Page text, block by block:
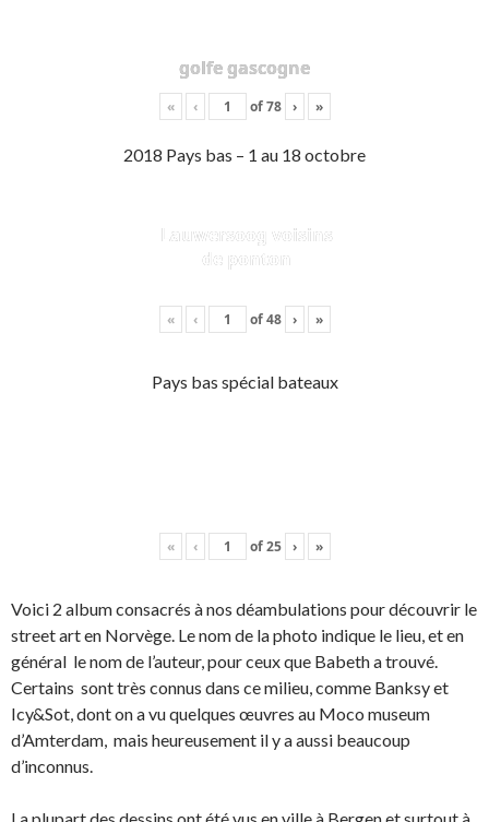
golfe gascogne
« ‹ of78 › »
2018 Pays bas – 1 au 18 octobre
Lauwersoog voisins
de ponton
« ‹ of48 › »
Pays bas spécial bateaux
« ‹ of25 › »
Voici 2 album consacrés à nos déambulations pour découvrir le
street art en Norvège. Le nom de la photo indique le lieu, et en
général le nom de l’auteur, pour ceux que Babeth a trouvé.
Certains sont très connus dans ce milieu, comme Banksy et
Icy&Sot, dont on a vu quelques œuvres au Moco museum
d’Amterdam, mais heureusement il y a aussi beaucoup
d’inconnus.